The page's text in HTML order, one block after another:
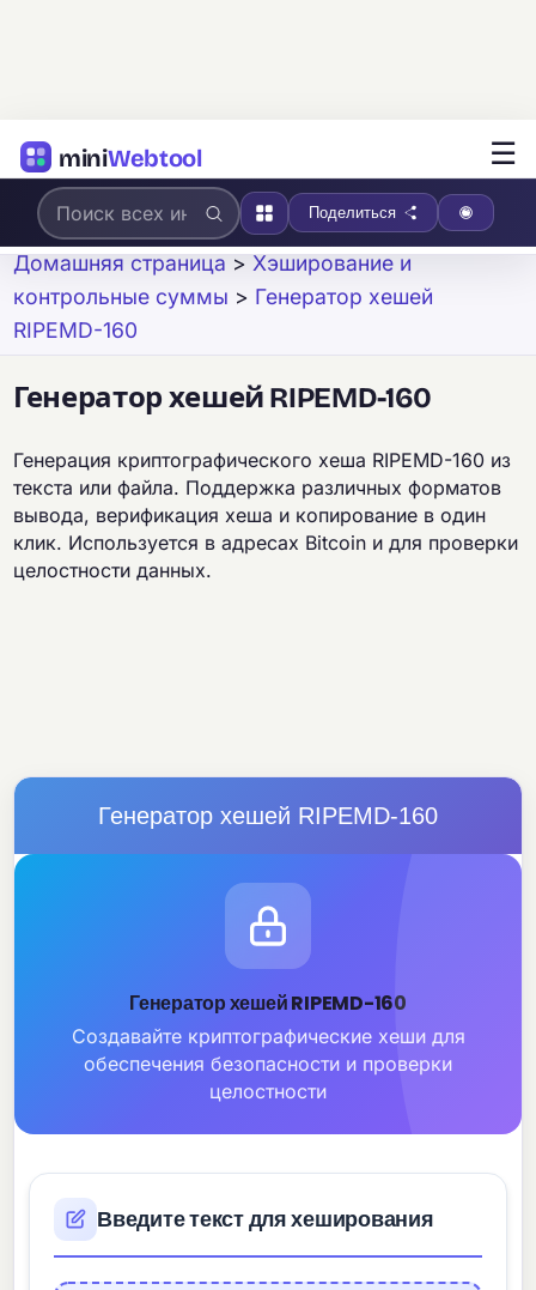
miniWebtool ☰
Поделиться
Домашняя страница > Хэширование и
контрольные суммы > Генератор хешей
RIPEMD-160
Генератор хешей RIPEMD-160
Генерация криптографического хеша RIPEMD-160 из
текста или файла. Поддержка различных форматов
вывода, верификация хеша и копирование в один
клик. Используется в адресах Bitcoin и для проверки
целостности данных.
Генератор хешей RIPEMD-160
Генератор хешей RIPEMD-160
Создавайте криптографические хеши для
обеспечения безопасности и проверки
целостности
Введите текст для хеширования